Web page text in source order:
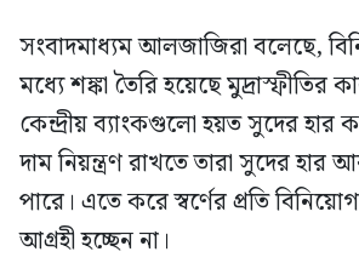
সংবাদমাধ্যম আলজাজিরা বলেছে,
মধ্যে শঙ্কা তৈরি হয়েছে মুদ্রাস্ফীতির
কেন্দ্রীয় ব্যাংকগুলো হয়ত সুদের হার
দাম নিয়ন্ত্রণ রাখতে তারা সুদের হার
পারে। এতে করে স্বর্ণের প্রতি
আগ্রহী হচ্ছেন না।